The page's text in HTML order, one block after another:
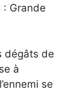
Grande
dégâts de
à
se